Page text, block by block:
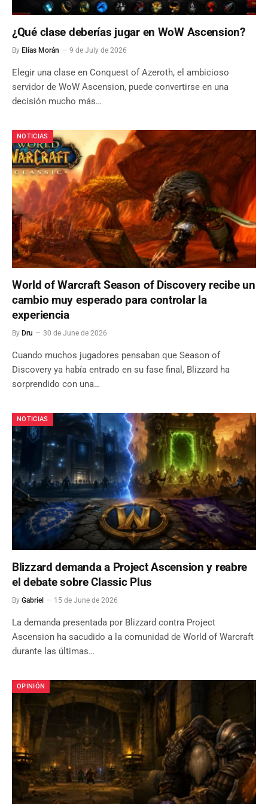
¿Qué clase deberías jugar en WoW Ascension?
By Elías Morán 9 de July de 2026
Elegir una clase en Conquest of Azeroth, el ambicioso
servidor de WoW Ascension, puede convertirse en una
decisión mucho más…
NOTICIAS
World of Warcraft Season of Discovery recibe un
cambio muy esperado para controlar la
experiencia
By Dru 30 de June de 2026
Cuando muchos jugadores pensaban que Season of
Discovery ya había entrado en su fase final, Blizzard ha
sorprendido con una…
NOTICIAS
Blizzard demanda a Project Ascension y reabre
el debate sobre Classic Plus
By Gabriel 15 de June de 2026
La demanda presentada por Blizzard contra Project
Ascension ha sacudido a la comunidad de World of Warcraft
durante las últimas…
OPINIÓN